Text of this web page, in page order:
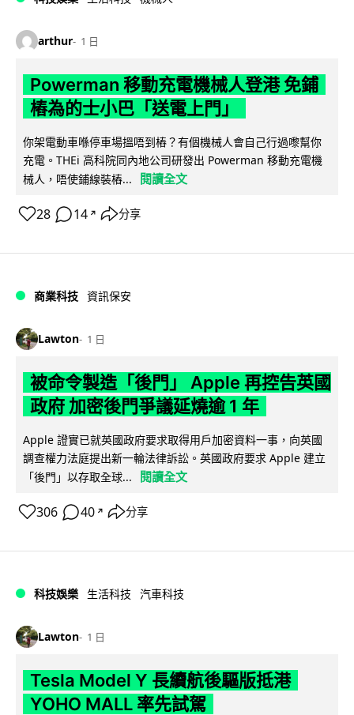
arthur 1 日
Powerman 移動充電機械人登港 免鋪
樁為的士小巴「送電上門」
你架電動車喺停車場搵唔到樁？有個機械人會自己行過嚟幫你
充電。THEi 高科院同內地公司研發出 Powerman 移動充電機
械人，唔使鋪線裝樁...
閱讀全文
28 14 ↗ 分享
商業科技 資訊保安
Lawton 1 日
被命令製造「後門」 Apple 再控告英國
政府 加密後門爭議延燒逾 1 年
Apple 證實已就英國政府要求取得用戶加密資料一事，向英國
調查權力法庭提出新一輪法律訴訟。英國政府要求 Apple 建立
「後門」以存取全球...
閱讀全文
306 40 ↗ 分享
科技娛樂 生活科技 汽車科技
Lawton 1 日
Tesla Model Y 長續航後驅版抵港
YOHO MALL 率先試駕